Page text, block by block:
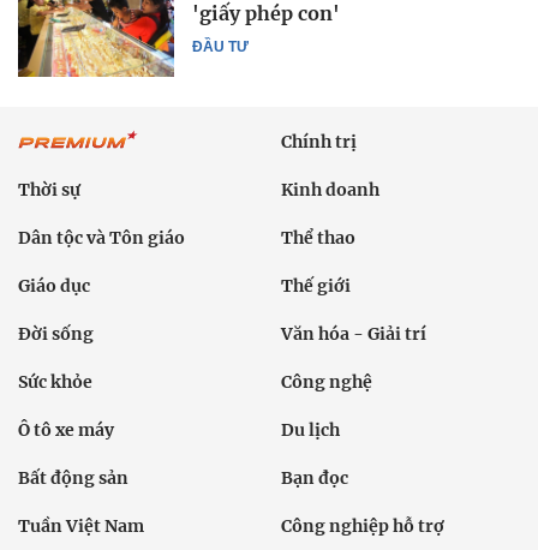
ĐẦU TƯ
'giấy phép con'
Chính trị
Thời sự Kinh doanh
Dân tộc và Tôn giáo Thể thao
Giáo dục Thế giới
Đời sống Văn hóa - Giải trí
Sức khỏe Công nghệ
Ô tô xe máy Du lịch
Bất động sản Bạn đọc
Tuần Việt Nam Công nghiệp hỗ trợ